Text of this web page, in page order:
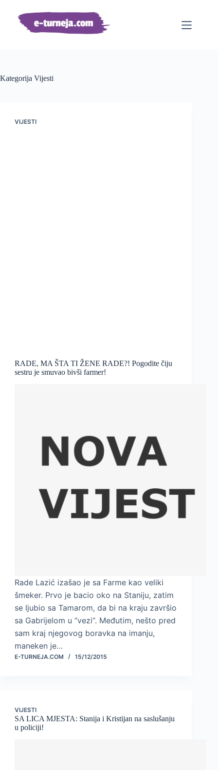
sadržaj
Kategorija Vijesti
VIJESTI
RADE, MA ŠTA TI ŽENE RADE?! Pogodite čiju
sestru je smuvao bivši farmer!
Rade Lazić izašao je sa Farme kao veliki
šmeker. Prvo je bacio oko na Staniju, zatim
se ljubio sa Tamarom, da bi na kraju završio
sa Gabrijelom u “vezi“. Međutim, nešto pred
sam kraj njegovog boravka na imanju,
maneken je…
E-TURNEJA.COM 15/12/2015
VIJESTI
SA LICA MJESTA: Stanija i Kristijan na saslušanju
u policiji!